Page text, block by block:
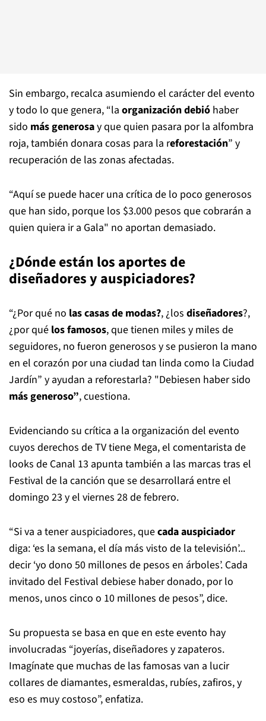
Sin embargo, recalca asumiendo el carácter del evento
y todo lo que genera, “la organización debió haber
sido más generosay que quien pasara por la alfombra
roja, también donara cosas para la reforestación” y
recuperación de las zonas afectadas.
“Aquí se puede hacer una crítica de lo poco generosos
que han sido, porque los $3.000 pesos que cobrarán a
quien quiera ir a Gala" no aportan demasiado.
¿Dónde están los aportes de
diseñadores y auspiciadores?
“¿Por qué no las casas de modas?, ¿los diseñadores?,
¿por qué los famosos, que tienen miles y miles de
seguidores, no fueron generosos y se pusieron la mano
en el corazón por una ciudad tan linda como la Ciudad
Jardín” y ayudan a reforestarla? "Debiesen haber sido
más generoso”, cuestiona.
Evidenciando su crítica a la organización del evento
cuyos derechos de TV tiene Mega, el comentarista de
looks de Canal 13 apunta también a las marcas tras el
Festival de la canción que se desarrollará entre el
domingo 23 y el viernes 28 de febrero.
“Si va a tener auspiciadores, quecada auspiciador
diga: ‘es la semana, el día más visto de la televisión’...
decir ‘yo dono 50 millones de pesos en árboles’. Cada
invitado del Festival debiese haber donado, por lo
menos, unos cinco o 10 millones de pesos”, dice.
Su propuesta se basa en que en este evento hay
involucradas “joyerías, diseñadores y zapateros.
Imagínate que muchas de las famosas van a lucir
collares de diamantes, esmeraldas, rubíes, zafiros, y
eso es muy costoso”, enfatiza.